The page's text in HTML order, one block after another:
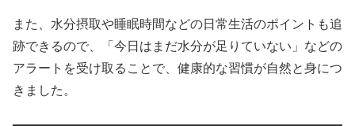
また、水分摂取や睡眠時間などの日常生活のポイントも追
跡できるので、「今日はまだ水分が足りていない」などの
アラートを受け取ることで、健康的な習慣が自然と身につ
きました。